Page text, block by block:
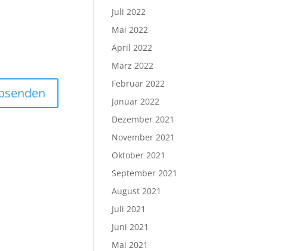
Juli 2022
Mai 2022
April 2022
März 2022
Februar 2022
Januar 2022
Dezember 2021
November 2021
Oktober 2021
September 2021
August 2021
Juli 2021
Juni 2021
Mai 2021